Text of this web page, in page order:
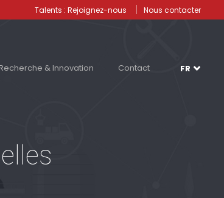
Talents : Rejoignez-nous Nous contacter
FR
Recherche & Innovation Contact